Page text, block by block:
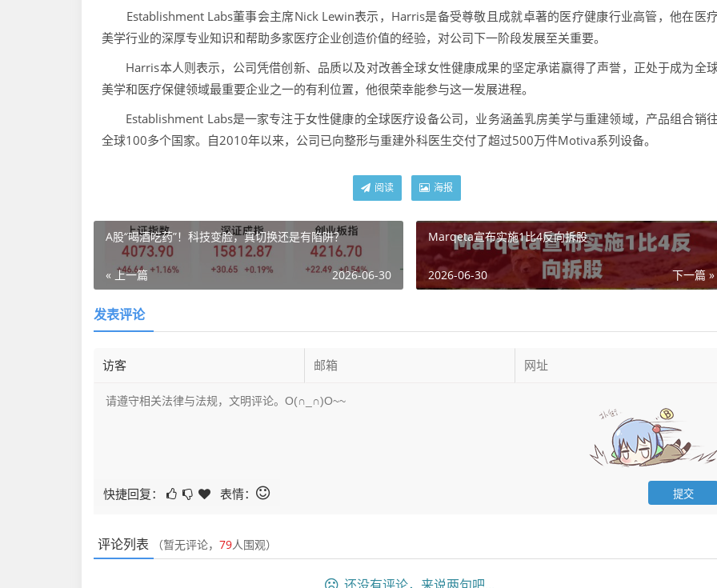
Establishment Labs董事会主席Nick Lewin表示，Harris是备受尊敬且成就卓著的医疗健康行业高管，他在医
美学行业的深厚专业知识和帮助多家医疗企业创造价值的经验，对公司下一阶段发展至关重要。
Harris本人则表示，公司凭借创新、品质以及对改善全球女性健康成果的坚定承诺赢得了声誉，正处于成为全
美学和医疗保健领域最重要企业之一的有利位置，他很荣幸能参与这一发展进程。
Establishment Labs是一家专注于女性健康的全球医疗设备公司，业务涵盖乳房美学与重建领域，产品组合销往
全球100多个国家。自2010年以来，公司已向整形与重建外科医生交付了超过500万件Motiva系列设备。
阅读 海报
A股“喝酒吃药”！科技变脸，真切换还是有陷阱？
« 上一篇 2026-06-30
Marqeta宣布实施1比4反向拆股
下一篇 »
2026-06-30
发表评论
快捷回复： 表情：
评论列表 （暂无评论， 79人围观）